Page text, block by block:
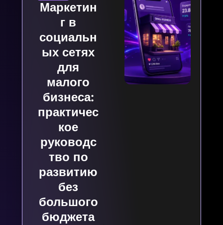
Маркетин
г в
социальн
ых сетях
для
малого
бизнеса:
практичес
кое
руководс
тво по
развитию
без
большого
бюджета